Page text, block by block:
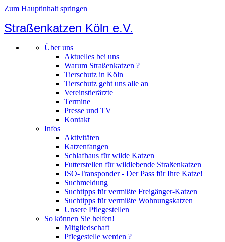
Zum Hauptinhalt springen
Straßenkatzen Köln e.V.
Über uns
Aktuelles bei uns
Warum Straßenkatzen ?
Tierschutz in Köln
Tierschutz geht uns alle an
Vereinstierärzte
Termine
Presse und TV
Kontakt
Infos
Aktivitäten
Katzenfangen
Schlafhaus für wilde Katzen
Futterstellen für wildlebende Straßenkatzen
ISO-Transponder - Der Pass für Ihre Katze!
Suchmeldung
Suchtipps für vermißte Freigänger-Katzen
Suchtipps für vermißte Wohnungskatzen
Unsere Pflegestellen
So können Sie helfen!
Mitgliedschaft
Pflegestelle werden ?